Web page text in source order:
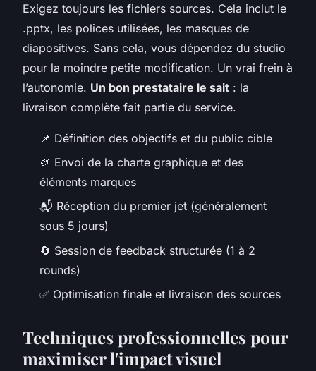
Exigez toujours les fichiers sources. Cela inclut le
.pptx, les polices utilisées, les masques de
diapositives. Sans cela, vous dépendez du studio
pour la moindre petite modification. Un vrai frein à
l’autonomie. Un bon prestataire le sait : la
livraison complète fait partie du service.
📌 Définition des objectifs et du public cible
🎨 Envoi de la charte graphique et des
éléments marques
📬 Réception du premier jet (généralement
sous 5 jours)
🔄 Session de feedback structurée (1 à 2
rounds)
✅ Optimisation finale et livraison des sources
Techniques professionnelles pour
maximiser l'impact visuel